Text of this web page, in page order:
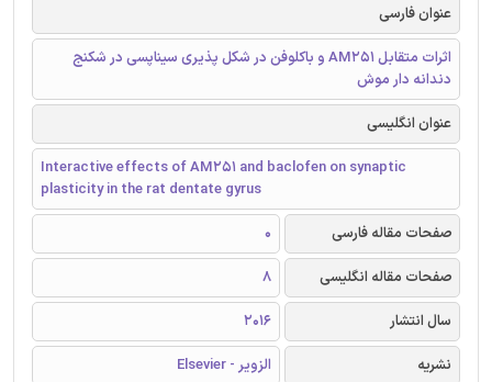
عنوان فارسی
اثرات متقابل AM251 و باکلوفن در شکل پذیری سیناپسی در شکنج
دندانه دار موش
عنوان انگلیسی
Interactive effects of AM251 and baclofen on synaptic
plasticity in the rat dentate gyrus
صفحات مقاله فارسی
0
صفحات مقاله انگلیسی
8
سال انتشار
2016
نشریه
الزویر - Elsevier